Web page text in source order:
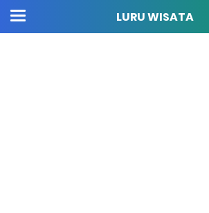
LURU WISATA